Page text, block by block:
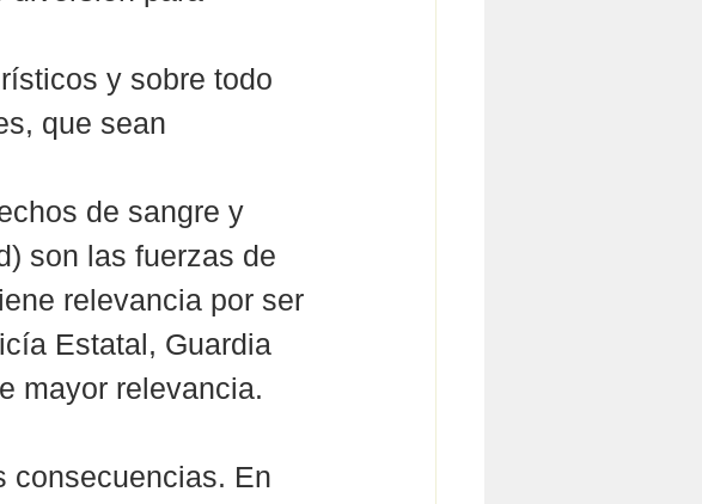
y sobre todo
que sean
de sangre y
son las fuerzas de
relevancia por ser
Estatal, Guardia
mayor relevancia.
consecuencias. En